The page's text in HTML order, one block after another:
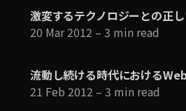
激変するテクノロジーとの正
20 Mar 2012 – 3 min read
流動し続ける時代における
21 Feb 2012 – 3 min read